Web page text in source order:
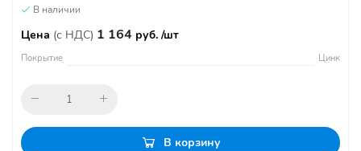
В наличии
Цена (с НДС) 1 164 руб. /шт
Покрытие Цинк
В корзину